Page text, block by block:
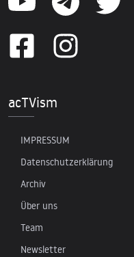
acTVism
IMPRESSUM
Datenschutzerklärung
Archiv
Über uns
Team
Newsletter